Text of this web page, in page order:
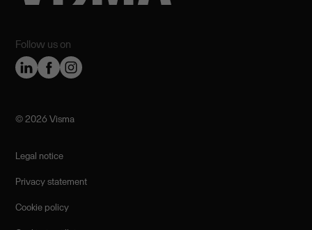
Follow us on
©️ 2026 Visma
Legal notice
Privacy statement
Cookie policy